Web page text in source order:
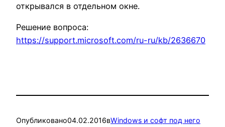
открывался в отдельном окне.
Решение вопроса:
https://support.microsoft.com/ru-ru/kb/2636670
Опубликовано04.02.2016вWindows и софт под него